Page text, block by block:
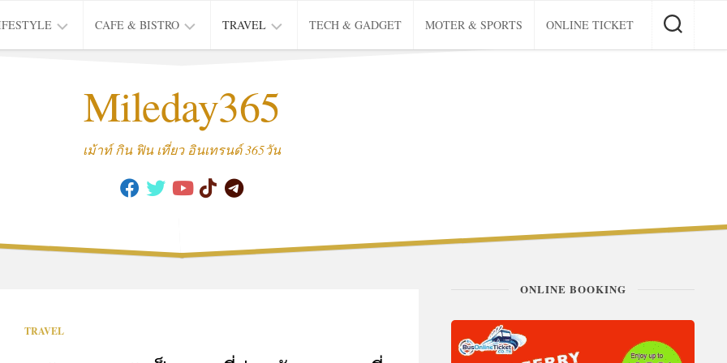
MOVIE
CAFE & BISTRO
CAFE
TRAVEL
THAI
TRIP
TECH & GADGET MOTER & SPORTS ONLINE TICKET
Mileday365
เม้าท์ กิน ฟิน เที่ยว อินเทรนด์ 365วัน
TRAVEL
ONLINE BOOKING